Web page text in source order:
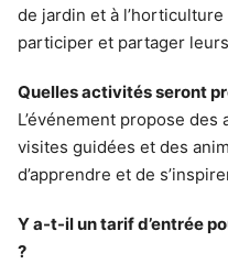
de jardin et à
participer et partager
Quelles activités seront
L’événement propose
visites guidées et des
d’apprendre et de
Y a-t-il un tarif d’entrée
?